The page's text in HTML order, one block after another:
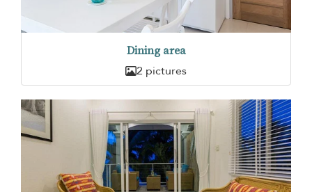
Dining area
2 pictures